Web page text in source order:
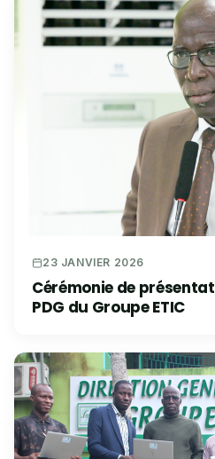
23 JANVIER 2026
Cérémonie de
PDG du Groupe ETIC